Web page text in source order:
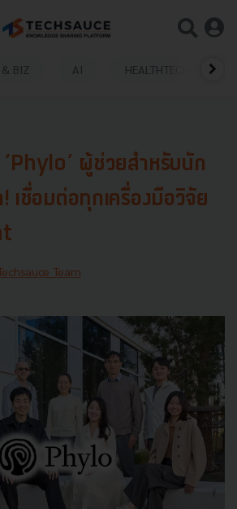
& BIZ AI HEALTHTECH
ผู้ช่วยสำหรับนัก
เชื่อมต่อทุกเครื่องมือวิจัย
Team